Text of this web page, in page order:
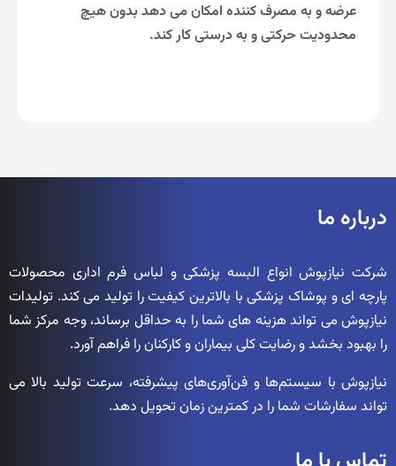
عرضه و به مصرف کننده امکان می دهد بدون هیچ
محدودیت حرکتی و به درستی کار کند.
درباره ما
شرکت نیازپوش انواع البسه پزشکی و لباس فرم اداری محصولات
پارچه ای و پوشاک پزشکی با بالاترین کیفیت را تولید می کند. تولیدات
نیازپوش می تواند هزینه های شما را به حداقل برساند، وجه مرکز شما
را بهبود بخشد و رضایت کلی بیماران و کارکنان را فراهم آورد.
نیازپوش با سیستم‌ها و فن‌آوری‌های پیشرفته، سرعت تولید بالا می
تواند سفارشات شما را در کمترین زمان تحویل دهد.